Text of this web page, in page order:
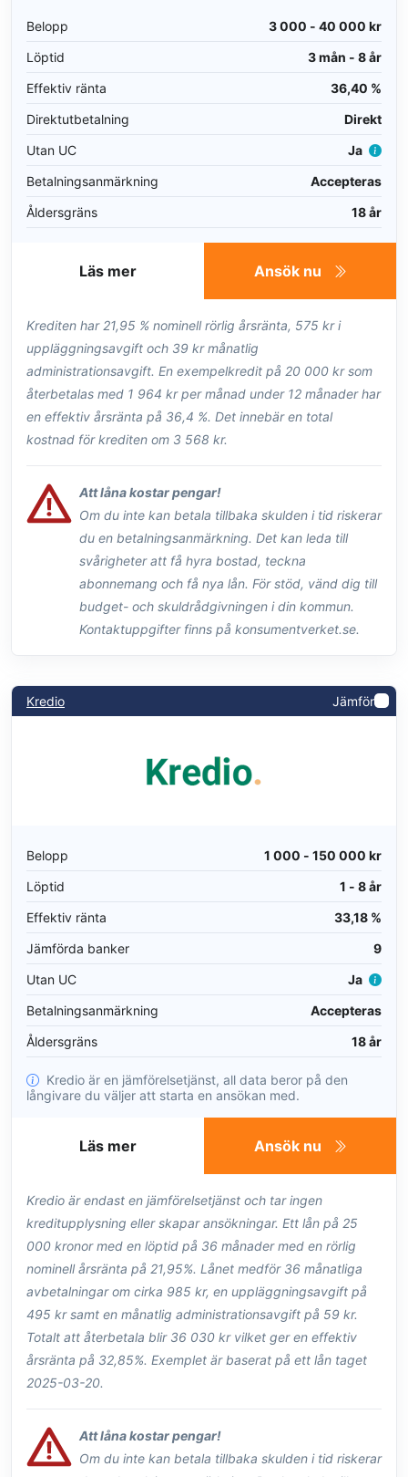
Belopp
3 000 - 40 000 kr
Löptid
3 mån - 8 år
Effektiv ränta
36,40 %
Direktutbetalning
Direkt
Utan UC
Ja
Betalningsanmärkning
Accepteras
Åldersgräns
18 år
Ansök nu
Läs mer
Krediten har 21,95 % nominell rörlig årsränta, 575 kr i
uppläggningsavgift och 39 kr månatlig
administrationsavgift. En exempelkredit på 20 000 kr som
återbetalas med 1 964 kr per månad under 12 månader har
en effektiv årsränta på 36,4 %. Det innebär en total
kostnad för krediten om 3 568 kr.
Att låna kostar pengar!
Om du inte kan betala tillbaka skulden i tid riskerar
du en betalningsanmärkning. Det kan leda till
svårigheter att få hyra bostad, teckna
abonnemang och få nya lån. För stöd, vänd dig till
budget- och skuldrådgivningen i din kommun.
Kontaktuppgifter finns på konsumentverket.se.
Kredio Jämför
Belopp
1 000 - 150 000 kr
Löptid
1 - 8 år
Effektiv ränta
33,18 %
Jämförda banker
9
Utan UC
Ja
Betalningsanmärkning
Accepteras
Åldersgräns
18 år
långivare du väljer att starta en ansökan med.
Ansök nu
Läs mer
Kredio är endast en jämförelsetjänst och tar ingen
kreditupplysning eller skapar ansökningar. Ett lån på 25
000 kronor med en löptid på 36 månader med en rörlig
nominell årsränta på 21,95%. Lånet medför 36 månatliga
avbetalningar om cirka 985 kr, en uppläggningsavgift på
495 kr samt en månatlig administrationsavgift på 59 kr.
Totalt att återbetala blir 36 030 kr vilket ger en effektiv
årsränta på 32,85%. Exemplet är baserat på ett lån taget
2025-03-20.
Att låna kostar pengar!
Om du inte kan betala tillbaka skulden i tid riskerar